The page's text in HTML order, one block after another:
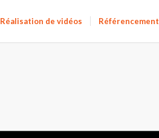
Réalisation de vidéos Référencement